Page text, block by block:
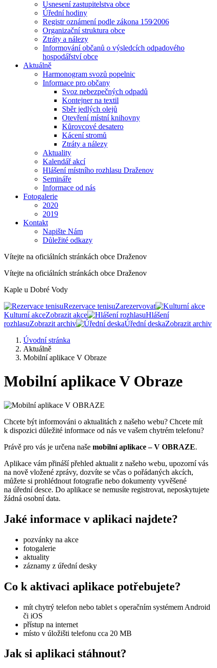
Usnesení zastupitelstva obce
Úřední hodiny
Registr oznámení podle zákona 159⁄2006
Organizační struktura obce
Ztráty a nálezy
Informování občanů o výsledcích odpadového
hospodářství obce
Aktuálně
Harmonogram svozů popelnic
Informace pro občany
Svoz nebezpečných odpadů
Kontejner na textil
Sběr jedlých olejů
Otevření místní knihovny
Kůrovcové desatero
Kácení stromů
Ztráty a nálezy
Aktuality
Kalendář akcí
Hlášení místního rozhlasu Draženov
Semináře
Informace od nás
Fotogalerie
2020
2019
Kontakt
Napište Nám
Důležité odkazy
Vítejte na oficiálních stránkách obce Draženov
Vítejte na oficiálních stránkách obce Draženov
Kaple u Dobré Vody
Rezervace tenisuZarezervovat
Kulturní akceZobrazit akce
Hlášení
rozhlasuZobrazit archiv Úřední deskaZobrazit archiv
Úvodní stránka
Aktuálně
Mobilní aplikace V Obraze
Mobilní aplikace V Obraze
Chcete být informováni o aktualitách z našeho webu? Chcete mít
k dispozici důležité informace od nás ve vašem chytrém telefonu?
Právě pro vás je určena naše mobilní aplikace – V OBRAZE.
Aplikace vám přináší přehled aktualit z našeho webu, upozorní vás
na nově vložené zprávy, dozvíte se včas o pořádaných akcích,
můžete si prohlédnout fotografie nebo dokumenty vyvěšené
na úřední desce. Do aplikace se nemusíte registrovat, neposkytujete
žádná osobní data.
Jaké informace v aplikaci najdete?
pozvánky na akce
fotogalerie
aktuality
záznamy z úřední desky
Co k aktivaci aplikace potřebujete?
mít chytrý telefon nebo tablet s operačním systémem Android
či iOS
přístup na internet
místo v úložišti telefonu cca 20 MB
Jak si aplikaci stáhnout?